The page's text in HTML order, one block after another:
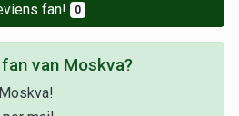
fan! 0
van Moskva?